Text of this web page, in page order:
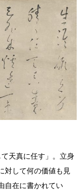
天真に任す」。立身
対して何の価値も見
自在に書かれてい